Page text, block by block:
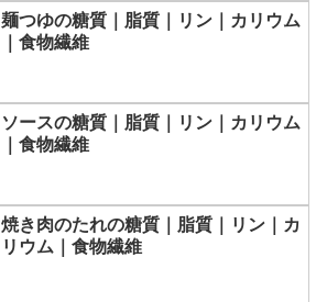
麺つゆの糖質｜脂質｜リン｜カリウム
｜食物繊維
ソースの糖質｜脂質｜リン｜カリウム
｜食物繊維
焼き肉のたれの糖質｜脂質｜リン｜カ
リウム｜食物繊維